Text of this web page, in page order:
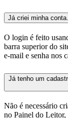
Já criei minha
O login é feito
barra superior do
e-mail e senha nos
Já tenho um
Não é necessário
no Painel do Leitor,